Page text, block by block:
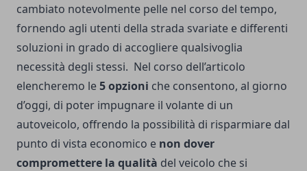
cambiato notevolmente pelle nel corso del tempo,
fornendo agli utenti della strada svariate e differenti
soluzioni in grado di accogliere qualsivoglia
necessità degli stessi. Nel corso dell’articolo
elencheremo le5 opzioni che consentono, al giorno
d’oggi, di poter impugnare il volante di un
autoveicolo, offrendo la possibilità di risparmiare dal
punto di vista economico e non dover
compromettere la qualità del veicolo che si